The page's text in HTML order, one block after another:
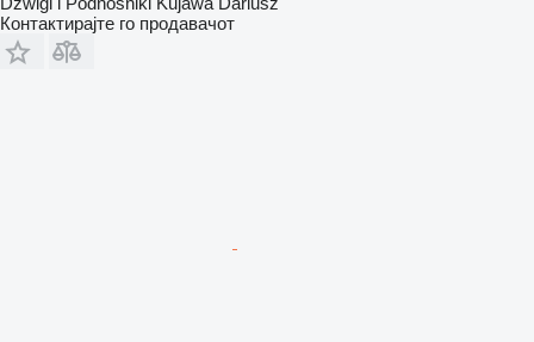
Контактирајте го продавачот